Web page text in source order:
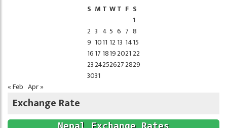
S M T WT F S
1
2 3 4 5 6 7 8
9 1011 12 13 1415
1617 1819202122
23242526272829
3031
« Feb Apr »
Exchange Rate